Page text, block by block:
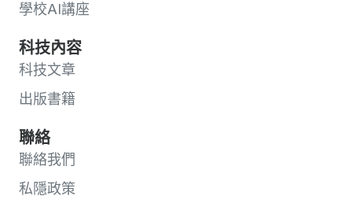
學校AI講座
科技內容
科技文章
出版書籍
聯絡
聯絡我們
私隱政策